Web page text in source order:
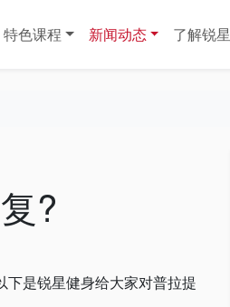
特色课程 新闻动态 了解锐星
?
是锐星健身给大家对普拉提